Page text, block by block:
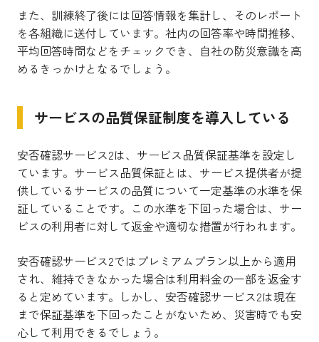
また、訓練終了後には回答情報を集計し、そのレポート
を各組織に送付しています。社内の回答率や時間推移、
平均回答時間などをチェックでき、自社の防災意識を高
めるきっかけとなるでしょう。
サービスの品質保証制度を導入している
安否確認サービス2は、サービス品質保証基準を設定し
ています。サービス品質保証とは、サービス提供者が提
供しているサービスの品質について一定基準の水準を保
証していることです。この水準を下回った場合は、サー
ビスの利用者に対して返金や適切な措置が行われます。
安否確認サービス2ではプレミアムプラン以上から適用
され、維持できなかった場合は利用料金の一部を返金す
ると定めています。しかし、安否確認サービス2は現在
まで保証基準を下回ったことがないため、災害時でも安
心して利用できるでしょう。